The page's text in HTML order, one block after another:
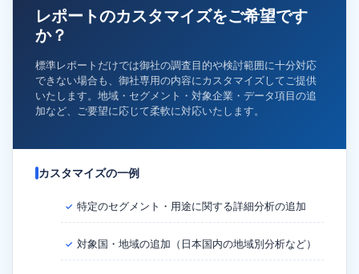
レポートのカスタマイズをご希望です
か？
標準レポートだけでは御社の調査目的や検討範囲に十分対応
できない場合も、御社専用の内容にカスタマイズしてご提供
いたします。地域・セグメント・対象企業・データ項目の追
加など、ご要望に応じて柔軟に対応いたします。
カスタマイズの一例
✓ 特定のセグメント・用途に関する詳細分析の追加
✓ 対象国・地域の追加（日本国内の地域別分析など）